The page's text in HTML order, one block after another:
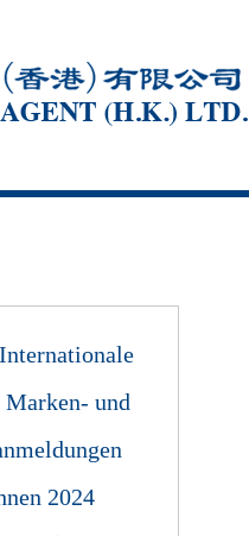
Marken- und
2024